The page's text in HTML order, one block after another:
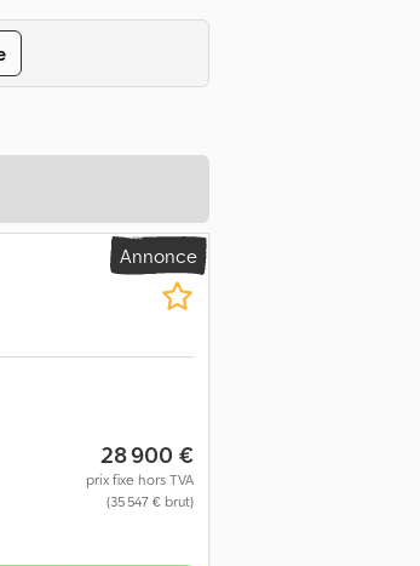
Annonce
28 900 €
prix fixe hors TVA
(35 547 € brut)